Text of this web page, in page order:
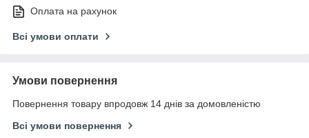
Оплата на рахунок
Всі умови оплати
Умови повернення
Повернення товару впродовж 14 днів за домовленістю
Всі умови повернення